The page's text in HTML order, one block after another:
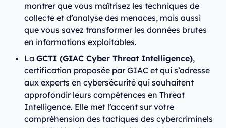
montrer que vous maîtrisez les techniques de
collecte et d’analyse des menaces, mais aussi
que vous savez transformer les données brutes
en informations exploitables.
La GCTI (GIAC Cyber Threat Intelligence),
certification proposée par GIAC et qui s’adresse
aux experts en cybersécurité qui souhaitent
approfondir leurs compétences en Threat
Intelligence. Elle met l’accent sur votre
compréhension des tactiques des cybercriminels